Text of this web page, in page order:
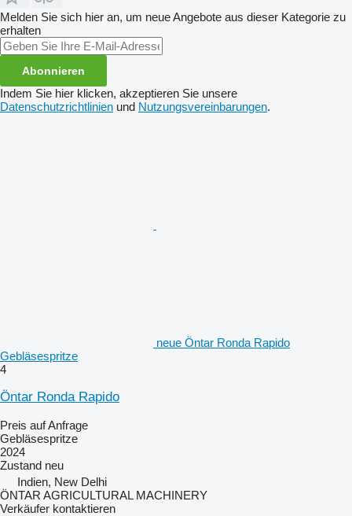
Melden Sie sich hier an, um neue Angebote aus dieser Kategorie zu
erhalten
Abonnieren
Indem Sie hier klicken, akzeptieren Sie unsere
Datenschutzrichtlinien und Nutzungsvereinbarungen.
neue Öntar Ronda Rapido
Gebläsespritze
4
Öntar Ronda Rapido
Preis auf Anfrage
Gebläsespritze
2024
Zustand neu
Indien, New Delhi
ÖNTAR AGRICULTURAL MACHINERY
Verkäufer kontaktieren